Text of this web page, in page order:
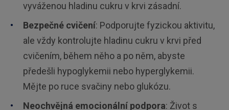
vyváženou hladinu cukru v krvi zásadní.
Bezpečné cvičení: Podporujte fyzickou aktivitu,
ale vždy kontrolujte hladinu cukru v krvi před
cvičením, během něho a po něm, abyste
předešli hypoglykemii nebo hyperglykemii.
Mějte po ruce svačiny nebo glukózu.
Neochvějná emocionální podpora: Život s